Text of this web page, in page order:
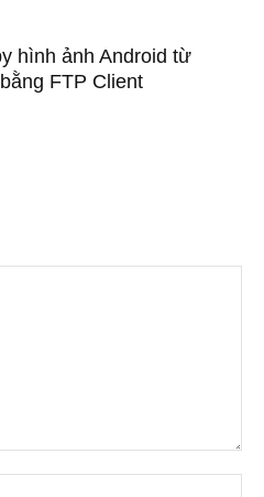
hình ảnh Android từ
FTP Client